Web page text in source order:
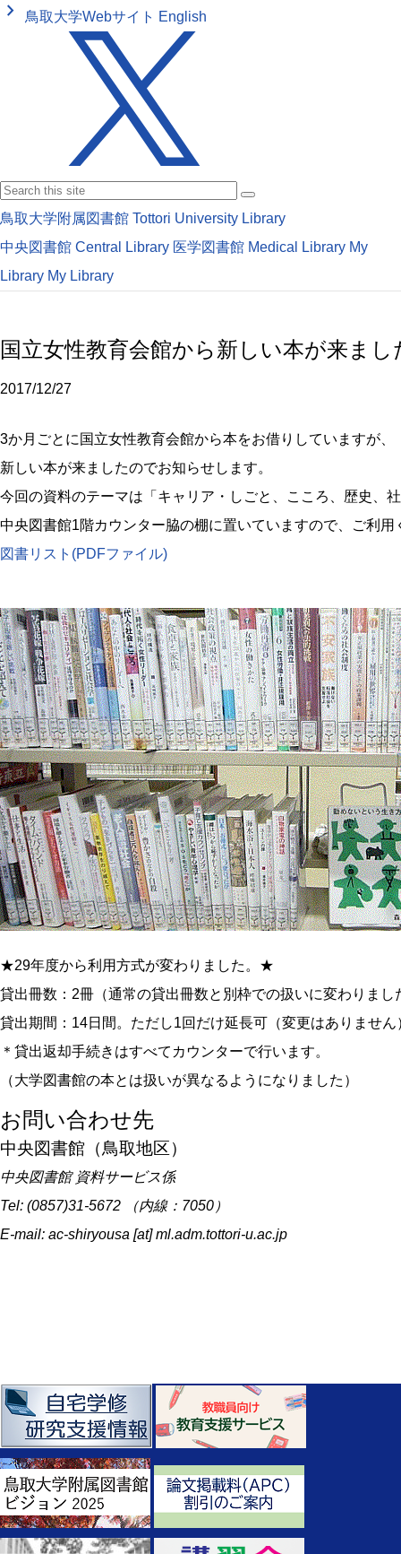
keyboard_arrow_right 鳥取大学Webサイト English
鳥取大学附属図書館 Tottori University Library
中央図書館 Central Library 医学図書館 Medical Library My
Library My Library
国立女性教育会館から新しい本が来まし
2017/12/27
3か月ごとに国立女性教育会館から本をお借りしていますが、
新しい本が来ましたのでお知らせします。
今回の資料のテーマは「キャリア・しごと、こころ、歴史、
中央図書館1階カウンター脇の棚に置いていますので、ご利用
図書リスト(PDFファイル)
★29年度から利用方式が変わりました。★
貸出冊数：2冊（通常の貸出冊数と別枠での扱いに変わりまし
貸出期間：14日間。ただし1回だけ延長可（変更はありません
＊貸出返却手続きはすべてカウンターで行います。
（大学図書館の本とは扱いが異なるようになりました）
お問い合わせ先
中央図書館（鳥取地区）
中央図書館 資料サービス係
Tel: (0857)31-5672 （内線：7050）
E-mail: ac-shiryousa [at] ml.adm.tottori-u.ac.jp